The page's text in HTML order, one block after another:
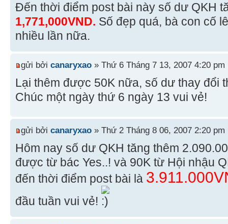
Đến thời điểm post bài này số dư QKH
1,771,000VND. Số đẹp quá, bà con cố
nhiều lần nữa.
gửi bởi canaryxao » Thứ 6 Tháng 7 13, 2007 4:20 pm
Lại thêm được 50K nữa, số dư thay đổi
Chúc một ngày thứ 6 ngày 13 vui vẻ!
gửi bởi canaryxao » Thứ 2 Tháng 8 06, 2007 2:20 pm
Hôm nay số dư QKH tăng thêm
được từ bác Yes..! và 90K từ Hội nhậu
đến thời điểm post bài là
đầu tuần vui vẻ!